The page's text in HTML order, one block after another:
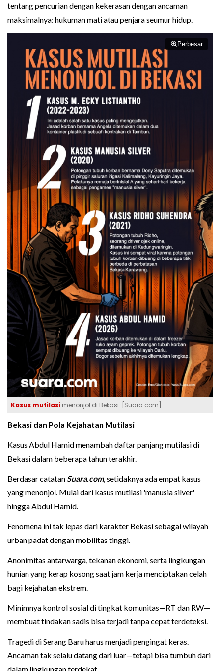
tentang pencurian dengan kekerasan dengan ancaman
maksimalnya: hukuman mati atau penjara seumur hidup.
Perbesar
Kasus mutilasi menonjol di Bekasi. [Suara.com]
Bekasi dan Pola Kejahatan Mutilasi
Kasus Abdul Hamid menambah daftar panjang mutilasi di
Bekasi dalam beberapa tahun terakhir.
Berdasar catatan Suara.com, setidaknya ada empat kasus
yang menonjol. Mulai dari kasus mutilasi 'manusia silver'
hingga Abdul Hamid.
Fenomena ini tak lepas dari karakter Bekasi sebagai wilayah
urban padat dengan mobilitas tinggi.
Anonimitas antarwarga, tekanan ekonomi, serta lingkungan
hunian yang kerap kosong saat jam kerja menciptakan celah
bagi kejahatan ekstrem.
Minimnya kontrol sosial di tingkat komunitas—RT dan RW—
membuat tindakan sadis bisa terjadi tanpa cepat terdeteksi.
Tragedi di Serang Baru harus menjadi pengingat keras.
Ancaman tak selalu datang dari luar—tetapi bisa tumbuh dari
dalam lingkungan terdekat.